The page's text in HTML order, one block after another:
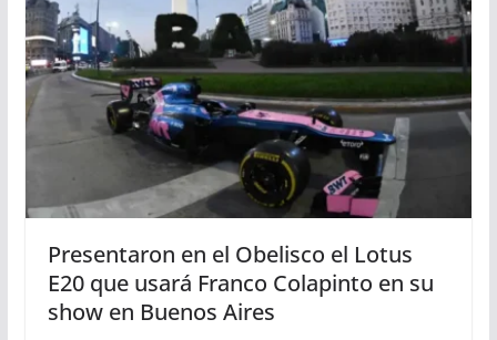
Presentaron en el Obelisco el Lotus
E20 que usará Franco Colapinto en su
show en Buenos Aires